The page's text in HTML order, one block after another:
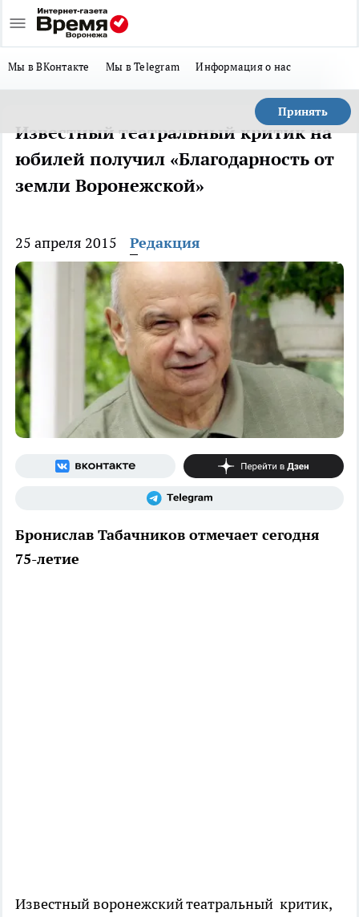
Мы в ВКонтакте Мы в Telegram Информация о нас
Принять
Известный театральный критик на
юбилей получил «Благодарность от
земли Воронежской»
25 апреля 2015 Редакция
Бронислав Табачников отмечает сегодня
75-летие
Известный воронежский театральный критик,